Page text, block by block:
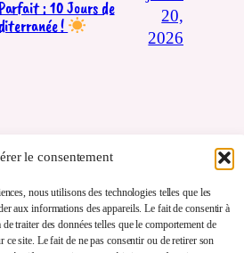
le consentement
nous utilisons des technologies telles que les
aux informations des appareils. Le fait de consentir à
traiter des données telles que le comportement de
site. Le fait de ne pas consentir ou de retirer son
: 10 Jours de
!
20,
2026